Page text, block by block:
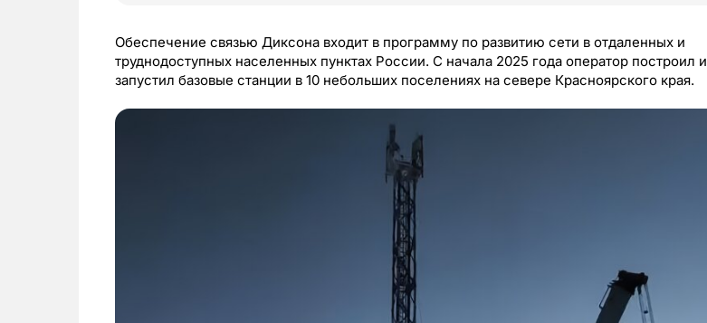
Обеспечение связью Диксона входит в программу по развитию сети в отдаленных и
труднодоступных населенных пунктах России. С начала 2025 года оператор построил и
запустил базовые станции в 10 небольших поселениях на севере Красноярского края.